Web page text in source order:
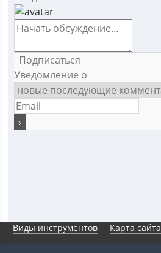
Подписаться
Уведомление о
Виды инструментов Карта сайта